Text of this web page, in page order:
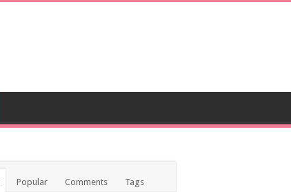
Popular Comments Tags